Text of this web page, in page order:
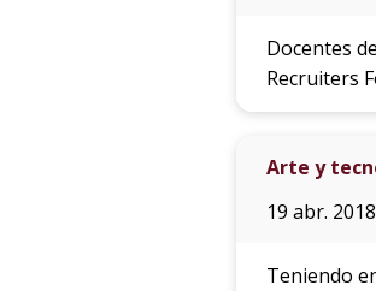
Docentes
Recruiters
Arte y
19 abr. 2018
Teniendo